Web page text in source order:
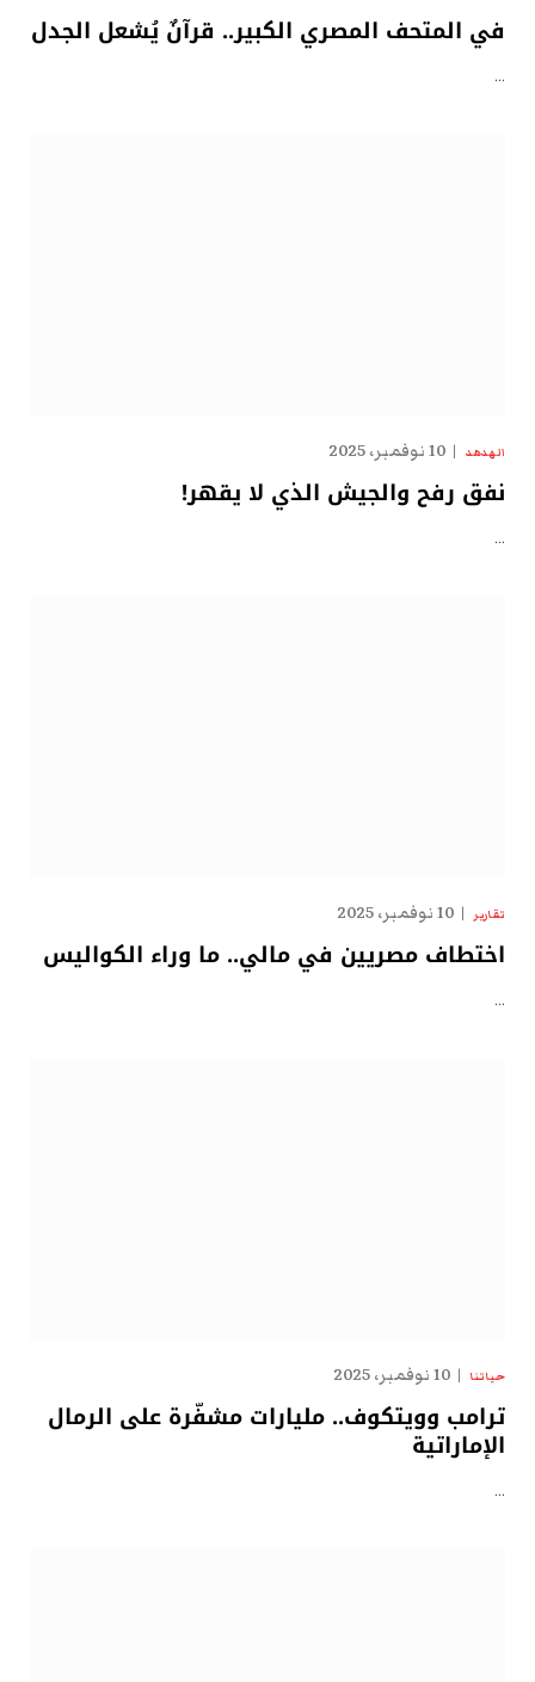
في المتحف المصري الكبير.. قرآنٌ يُشعل الجدل
…
الهدهد 10 نوفمبر، 2025
نفق رفح والجيش الذي لا يقهر!
…
تقارير 10 نوفمبر، 2025
اختطاف مصريين في مالي.. ما وراء الكواليس
…
حياتنا 10 نوفمبر، 2025
ترامب وويتكوف.. مليارات مشفّرة على الرمال
الإماراتية
…